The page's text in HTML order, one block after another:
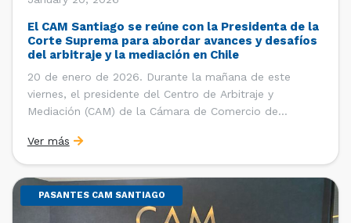
El CAM Santiago se reúne con la Presidenta de la
Corte Suprema para abordar avances y desafíos
del arbitraje y la mediación en Chile
20 de enero de 2026. Durante la mañana de este
viernes, el presidente del Centro de Arbitraje y
Mediación (CAM) de la Cámara de Comercio de
del CAM Santiago, Ximena Vial; y el gerente general de
la CCS, Carlos Soublette, sostuvieron un encuentro […]
Ver más
PASANTES CAM SANTIAGO